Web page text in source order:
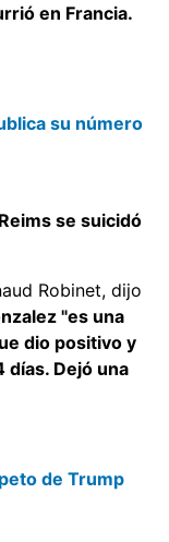
en Francia.
su número
Reims se suicidó
Robinet, dijo
"es una
dio positivo y
días. Dejó una
de Trump